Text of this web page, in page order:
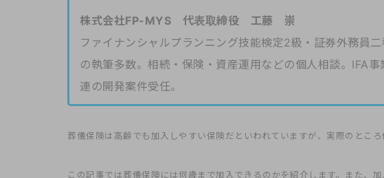
株式会社FP-MYS 代表取締役 工藤 崇
ファイナンシャルプランニング技能検定2級・証券外務員
の執筆多数。相続・保険・資産運用などの個人相談。IFA
連の開発案件受任。
葬儀保険は高齢でも加入しやすい保険だといわれていますが、実際のところ
この記事では葬儀保険には何歳まで加入できるのかを紹介します。また、